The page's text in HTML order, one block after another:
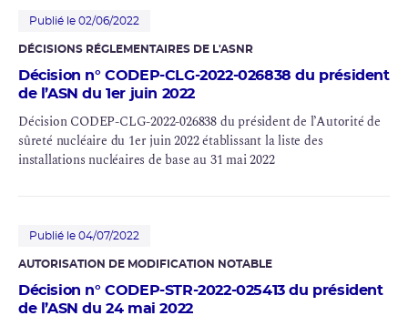
Publié le 02/06/2022
DÉCISIONS RÉGLEMENTAIRES DE L'ASNR
Décision n° CODEP-CLG-2022-026838 du président
de l’ASN du 1er juin 2022
Décision CODEP-CLG-2022-026838 du président de l’Autorité de
sûreté nucléaire du 1er juin 2022 établissant la liste des
installations nucléaires de base au 31 mai 2022
Publié le 04/07/2022
AUTORISATION DE MODIFICATION NOTABLE
Décision n° CODEP-STR-2022-025413 du président
de l’ASN du 24 mai 2022